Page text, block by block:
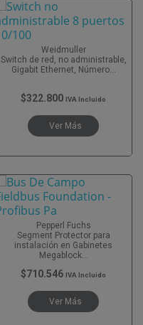
Weidmuller
Switch de red, no administrable,
Gigabit Ethernet, Número...
$322.800 IVA Incluido
Ver Más
Pepperl Fuchs
Segment Protector para
instalación en Gabinetes
Megablock...
$710.546 IVA Incluido
Ver Más